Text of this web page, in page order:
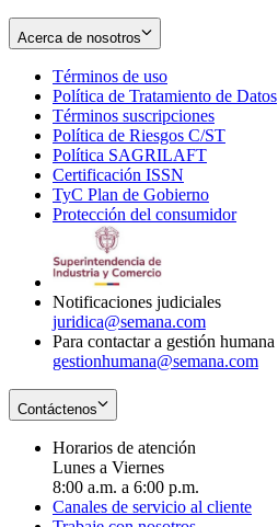
Acerca de nosotros
Términos de uso
in
new
window
Política de Tratamiento de Datos
Términos suscripciones
in
Política de Riesgos C/ST
Política SAGRILAFT
new
window
Certificación ISSN
in
new
TyC Plan de Gobierno
in
Protección del consumidorOpens
Notificaciones judiciales
juridica@semana.com
Para contactar a gestión humana
gestionhumana@semana.com
Contáctenos
Horarios de atención
Lunes a Viernes
8:00 a.m. a 6:00 p.m.
Canales de servicio al cliente